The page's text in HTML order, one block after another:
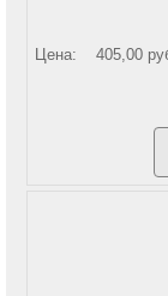
Цена: 405,00